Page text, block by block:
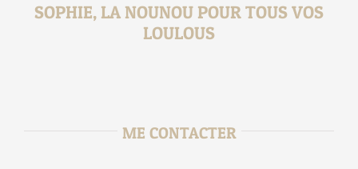
SOPHIE, LA NOUNOU POUR TOUS VOS
LOULOUS
ME CONTACTER